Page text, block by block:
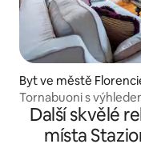
Byt ve městě
Tornabuoni s
Další skvělé
místa